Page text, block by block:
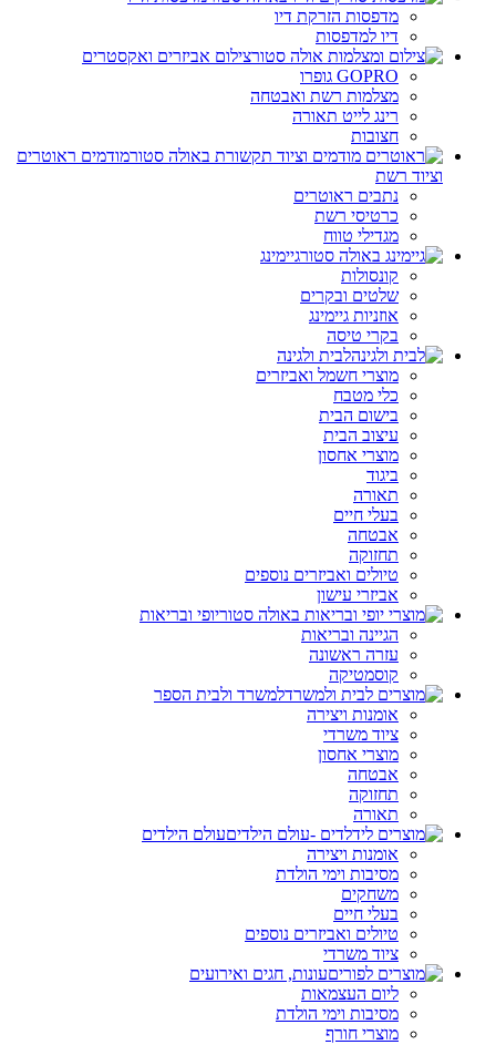
מדפסות הזרקת דיו
דיו למדפסות
צילום אביזרים ואקסטרים
GOPRO גופרו
מצלמות רשת ואבטחה
רינג לייט תאורה
חצובות
מודמים ראוטרים
וציוד רשת
נתבים ראוטרים
כרטיסי רשת
מגדילי טווח
גיימינג
קונסולות
שלטים ובקרים
אוזניות גיימינג
בקרי טיסה
לבית ולגינה
מוצרי חשמל ואביזרים
כלי מטבח
בישום הבית
עיצוב הבית
מוצרי אחסון
ביגוד
תאורה
בעלי חיים
אבטחה
תחזוקה
טיולים ואביזרים נוספים
אביזרי עישון
יופי ובריאות
הגיינה ובריאות
עזרה ראשונה
קוסמטיקה
למשרד ולבית הספר
אומנות ויצירה
ציוד משרדי
מוצרי אחסון
אבטחה
תחזוקה
תאורה
עולם הילדים
אומנות ויצירה
מסיבות וימי הולדת
משחקים
בעלי חיים
טיולים ואביזרים נוספים
ציוד משרדי
עונות, חגים ואירועים
ליום העצמאות
מסיבות וימי הולדת
מוצרי חורף